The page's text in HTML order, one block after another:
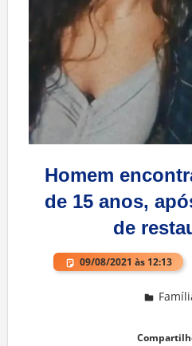
Homem
de 15 anos,
de
09/08/2021 às 12:13